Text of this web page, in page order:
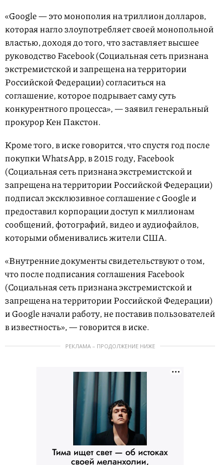
«Google — это монополия на триллион долларов,
которая нагло злоупотребляет своей монопольной
властью, доходя до того, что заставляет высшее
руководство Facebook (Социальная сеть признана
экстремистской и запрещена на территории
Российской Федерации) согласиться на
соглашение, которое подрывает саму суть
конкурентного процесса», — заявил генеральный
прокурор Кен Пакстон.
Кроме того, в иске говорится, что спустя год после
покупки WhatsApp, в 2015 году, Facebook
(Социальная сеть признана экстремистской и
запрещена на территории Российской Федерации)
подписал эксклюзивное соглашение с Google и
предоставил корпорации доступ к миллионам
сообщений, фотографий, видео и аудиофайлов,
которыми обменивались жители США.
«Внутренние документы свидетельствуют о том,
что после подписания соглашения Facebook
(Социальная сеть признана экстремистской и
запрещена на территории Российской Федерации)
и Google начали работу, не поставив пользователей
в известность», — говорится в иске.
РЕКЛАМА – ПРОДОЛЖЕНИЕ НИЖЕ